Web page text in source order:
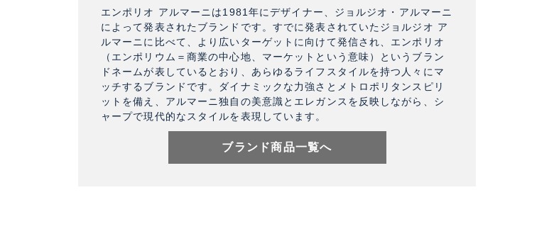
エンポリオ アルマーニは1981年にデザイナー、ジョルジオ・アルマーニ
によって発表されたブランドです。すでに発表されていたジョルジオ ア
ルマーニに比べて、より広いターゲットに向けて発信され、エンポリオ
（エンポリウム＝商業の中心地、マーケットという意味）というブラン
ドネームが表しているとおり、あらゆるライフスタイルを持つ人々にマ
ッチするブランドです。ダイナミックな力強さとメトロポリタンスピリ
ットを備え、アルマーニ独自の美意識とエレガンスを反映しながら、シ
ャープで現代的なスタイルを表現しています。
ブランド商品一覧へ